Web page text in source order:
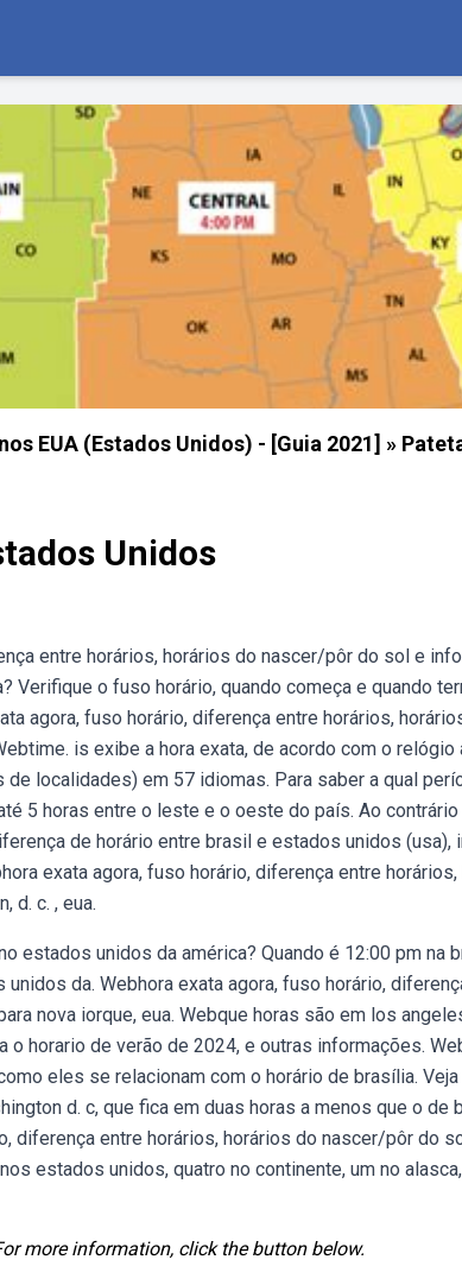
EUA (Estados Unidos) - [Guia 2021] »
Unidos
entre horários, horários do nascer/pôr do sol e
Verifique o fuso horário, quando começa e quando
agora, fuso horário, diferença entre horários,
is exibe a hora exata, de acordo com o
localidades) em 57 idiomas. Para saber a qual
5 horas entre o leste e o oeste do país. Ao
de horário entre brasil e estados unidos (usa),
exata agora, fuso horário, diferença entre
d. c. , eua.
estados unidos da américa? Quando é 12:00 pm na
da. Webhora exata agora, fuso horário,
nova iorque, eua. Webque horas são em los
o horario de verão de 2024, e outras informações.
eles se relacionam com o horário de brasília.
d. c, que fica em duas horas a menos que o de
diferença entre horários, horários do nascer/pôr do
estados unidos, quatro no continente, um no
more information, click the button below.